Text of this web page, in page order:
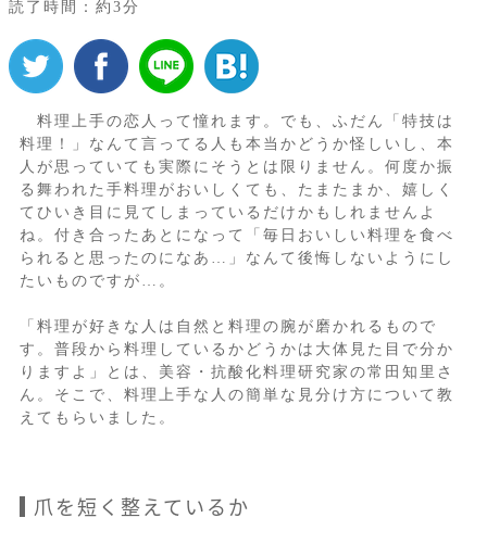
読了時間：約3分
料理上手の恋人って憧れます。でも、ふだん「特技は
料理！」なんて言ってる人も本当かどうか怪しいし、本
人が思っていても実際にそうとは限りません。何度か振
る舞われた手料理がおいしくても、たまたまか、嬉しく
てひいき目に見てしまっているだけかもしれませんよ
ね。付き合ったあとになって「毎日おいしい料理を食べ
られると思ったのになあ…」なんて後悔しないようにし
たいものですが…。
「料理が好きな人は自然と料理の腕が磨かれるもので
す。普段から料理しているかどうかは大体見た目で分か
りますよ」とは、美容・抗酸化料理研究家の常田知里さ
ん。そこで、料理上手な人の簡単な見分け方について教
えてもらいました。
爪を短く整えているか